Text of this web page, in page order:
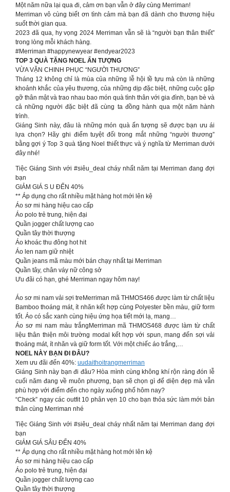
Một năm nữa lại qua đi, cảm ơn bạn vẫn ở đây cùng Merriman!
Merriman vô cùng biết ơn tình cảm mà bạn đã dành cho thương hiệu
suốt thời gian qua.
2023 đã qua, hy vọng 2024 Merriman vẫn sẽ là “người bạn thân thiết”
trong lòng mỗi khách hàng.
#Merriman #happynewyear #endyear2023
TOP 3 QUÀ TẶNG NOEL ẤN TƯỢNG
VỪA VẶN CHINH PHỤC “NGƯỜI THƯƠNG”
Tháng 12 không chỉ là mùa của những lễ hội tề tựu mà còn là những
khoảnh khắc của yêu thương, của những dịp đặc biệt, những cuộc gặp
gỡ thân mật và trao nhau bao món quà tình thân với gia đình, bạn bè và
cả những người đặc biệt đã cùng ta đồng hành qua một năm hành
trình.
Giáng Sinh này, đâu là những món quà ấn tượng sẽ được bạn ưu ái
lựa chọn? Hãy ghi điểm tuyệt đối trong mắt những “người thương”
bằng gợi ý Top 3 quà tặng Noel thiết thực và ý nghĩa từ Merriman dưới
đây nhé!
Tiệc Giáng Sinh với #siêu_deal cháy nhất năm tại Merriman đang đợi
bạn
GIẢM GIÁ S U ĐẾN 40%
** Áp dụng cho rất nhiều mặt hàng hot mới lên kệ
Áo sơ mi hàng hiệu cao cấp
Áo polo trẻ trung, hiện đại
Quần jogger chất lượng cao
Quần tây thời thượng
Áo khoác thu đông hot hit
Áo len nam giữ nhiệt
Quần jeans mã màu mới bán chạy nhất tại Merriman
Quần tây, chân váy nữ công sở
Ưu đãi có hạn, ghé Merriman ngay hôm nay!
Áo sơ mi nam vải sợi treMerriman mã THMOS466 được làm từ chất liệu
Bamboo thoáng mát, ít nhăn kết hợp cùng Polyester bền màu, giữ form
tốt. Áo có sắc xanh cùng hiệu ứng họa tiết mới lạ, mang…
Áo sơ mi nam màu trắngMerriman mã THMOS468 được làm từ chất
liệu thân thiện môi trường modal kết hợp với spun, mang đến sợi vải
thoáng mát, ít nhăn và giữ form tốt. Với một chiếc áo trắng,…
NOEL NÀY BẠN ĐI ĐÂU?
Xem ưu đãi đến 40%: uudaithoitrangmerriman
Giáng Sinh này bạn đi đâu? Hòa mình cùng không khí rộn ràng đón lễ
cuối năm đang về muôn phương, bạn sẽ chọn gì để diện đẹp mà vẫn
phù hợp với điểm đến cho ngày xuống phố hôm nay?
“Check” ngay các outfit 10 phân vẹn 10 cho bạn thỏa sức làm mới bản
thân cùng Merriman nhé
Tiệc Giáng Sinh với #siêu_deal cháy nhất năm tại Merriman đang đợi
bạn
GIẢM GIÁ SÂU ĐẾN 40%
** Áp dụng cho rất nhiều mặt hàng hot mới lên kệ
Áo sơ mi hàng hiệu cao cấp
Áo polo trẻ trung, hiện đại
Quần jogger chất lượng cao
Quần tây thời thượng